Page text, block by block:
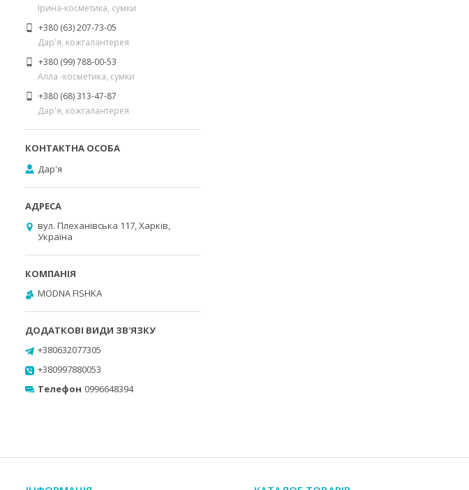
Ірина-косметика, сумки
+380 (63) 207-73-05
Дар'я, кожгалантерея
+380 (99) 788-00-53
Алла -косметика, сумки
+380 (68) 313-47-87
Дар'я, кожгалантерея
Дар'я
вул. Плеханівська 117, Харків,
Україна
MODNA FISHKA
+380632077305
+380997880053
Телефон 0996648394